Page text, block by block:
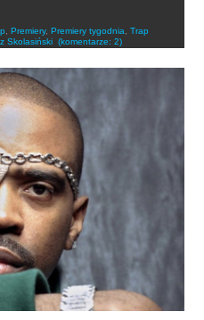
, Premiery, Premiery tygodnia, Trap
Skolasiński (komentarze: 2)